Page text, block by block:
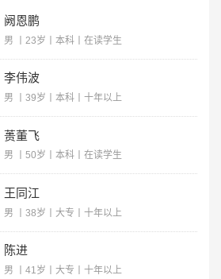
阙恩鹏
男 丨23岁丨本科丨在读学生
李伟波
男 丨39岁丨本科丨十年以上
蒉董飞
男 丨50岁丨本科丨在读学生
王同江
男 丨38岁丨大专丨十年以上
陈进
男 丨41岁丨大专丨十年以上